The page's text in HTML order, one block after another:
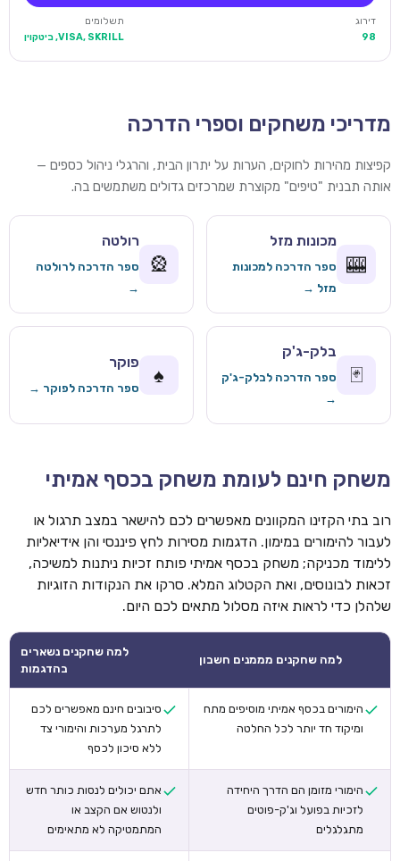
דירוג
98
תשלומים
VISA, SKRILL, ביטקוין
מדריכי משחקים וספרי הדרכה
קפיצות מהירות לחוקים, הערות על יתרון הבית, והרגלי ניהול כספים —
אותה תבנית "טיפים" מקוצרת שמרכזים גדולים משתמשים בה.
🎰
מכונות מזל
ספר הדרכה למכונות
מזל →
🎡
רולטה
ספר הדרכה לרולטה
→
🃏
בלק-ג'ק
ספר הדרכה לבלק-ג'ק
→
♠️
פוקר
ספר הדרכה לפוקר →
משחק חינם לעומת משחק בכסף אמיתי
רוב בתי הקזינו המקוונים מאפשרים לכם להישאר במצב תרגול או
לעבור להימורים במימון. הדגמות מסירות לחץ פיננסי והן אידיאליות
ללימוד מכניקה; משחק בכסף אמיתי פותח זכיות ניתנות למשיכה,
זכאות לבונוסים, ואת הקטלוג המלא. סרקו את הנקודות הזוגיות
שלהלן כדי לראות איזה מסלול מתאים לכם היום.
למה שחקנים מממנים חשבון
למה שחקנים נשארים
בהדגמות
הימורים בכסף אמיתי מוסיפים מתח
ומיקוד חד יותר לכל החלטה
סיבובים חינם מאפשרים לכם
לתרגל מערכות והימורי צד
ללא סיכון לכסף
הימורי מזומן הם הדרך היחידה
לזכיות בפועל וג'ק-פוטים
מתגלגלים
אתם יכולים לנסות כותר חדש
ולנטוש אם הקצב או
המתמטיקה לא מתאימים